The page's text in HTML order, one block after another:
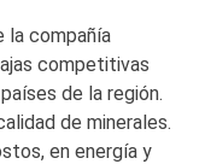
la compañía
competitivas
de la región.
de minerales.
en energía y